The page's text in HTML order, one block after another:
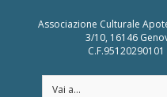
Associazione Culturale
3/10, 16146
C.F.95120290101
Vai a...